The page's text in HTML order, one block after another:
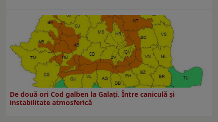
De două ori Cod galben la Galaţi. Între caniculă şi
instabilitate atmosferică